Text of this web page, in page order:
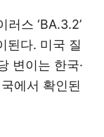
스 ‘BA.3.2’
된다. 미국 질
변이는 한국·
에서 확인된